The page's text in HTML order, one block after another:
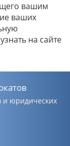
вашим
ваших
на сайте
и юридических